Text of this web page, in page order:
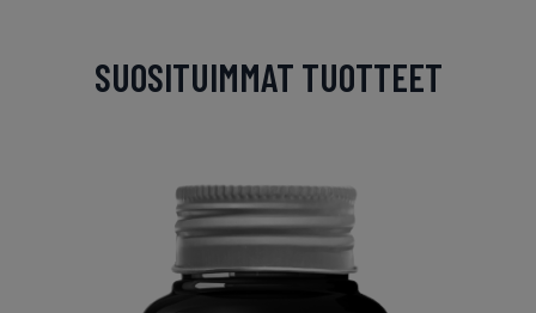
SUOSITUIMMAT TUOTTEET